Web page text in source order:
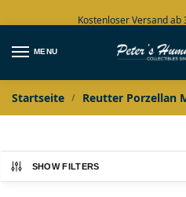
Kostenloser Versand ab
Große
MENU
Startseite / Reutter Porzellan
SHOW FILTERS